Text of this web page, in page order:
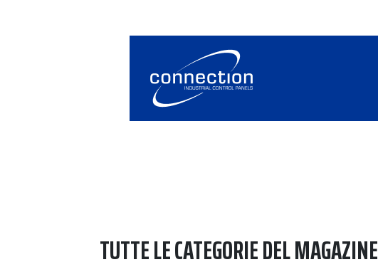
TUTTE LE CATEGORIE DEL MAGAZINE